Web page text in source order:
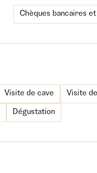
Chèques bancaires
Visite de cave Visite
Dégustation